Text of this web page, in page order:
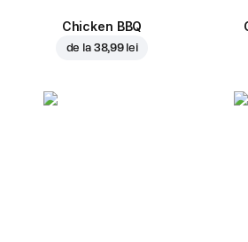
Chicken BBQ
de la 38,99 lei